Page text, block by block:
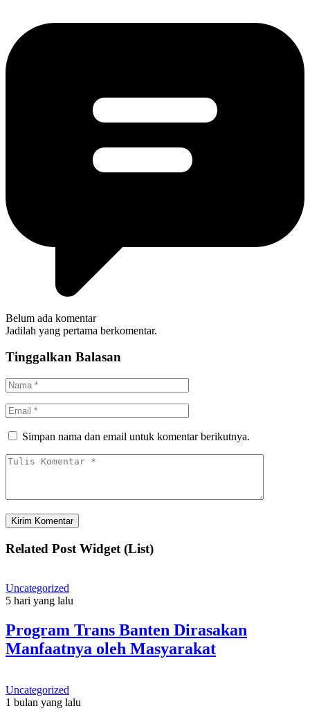
Belum ada komentar
Jadilah yang pertama berkomentar.
Tinggalkan Balasan
Simpan nama dan email untuk komentar berikutnya.
Related Post Widget (List)
Uncategorized
5 hari yang lalu
Program Trans Banten Dirasakan
Manfaatnya oleh Masyarakat
Uncategorized
1 bulan yang lalu